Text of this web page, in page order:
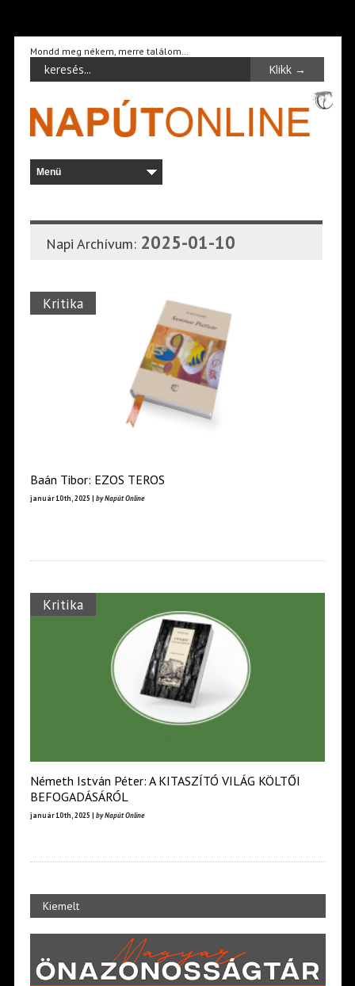
Mondd meg nékem, merre találom…
Napi Archívum: 2025-01-10
Kritika
Baán Tibor: EZOS TEROS
január 10th, 2025 | by Napút Online
Kritika
Németh István Péter: A KITASZÍTÓ VILÁG KÖLTŐI
BEFOGADÁSÁRÓL
január 10th, 2025 | by Napút Online
Kiemelt